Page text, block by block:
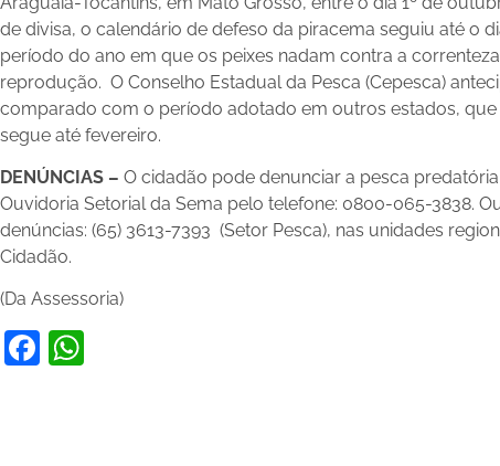
de divisa, o calendário de defeso da piracema seguiu até o
período do ano em que os peixes nadam contra a
reprodução. O Conselho Estadual da Pesca (Cepesca)
comparado com o período adotado em outros estados,
segue até fevereiro.
DENÚNCIAS – O cidadão pode denunciar a pesca
Ouvidoria Setorial da Sema pelo telefone: 0800-065-3838.
denúncias: (65) 3613-7393 (Setor Pesca), nas unidades
Cidadão.
(Da Assessoria)
Facebook